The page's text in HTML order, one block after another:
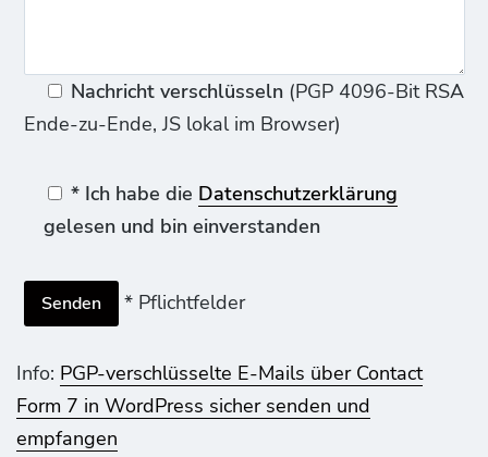
Nachricht verschlüsseln(PGP 4096-Bit RSA
Ende-zu-Ende, JS lokal im Browser)
* Ich habe die Datenschutzerklärung
gelesen und bin einverstanden
* Pflichtfelder
Info: PGP-verschlüsselte E-Mails über Contact
Form 7 in WordPress sicher senden und
empfangen